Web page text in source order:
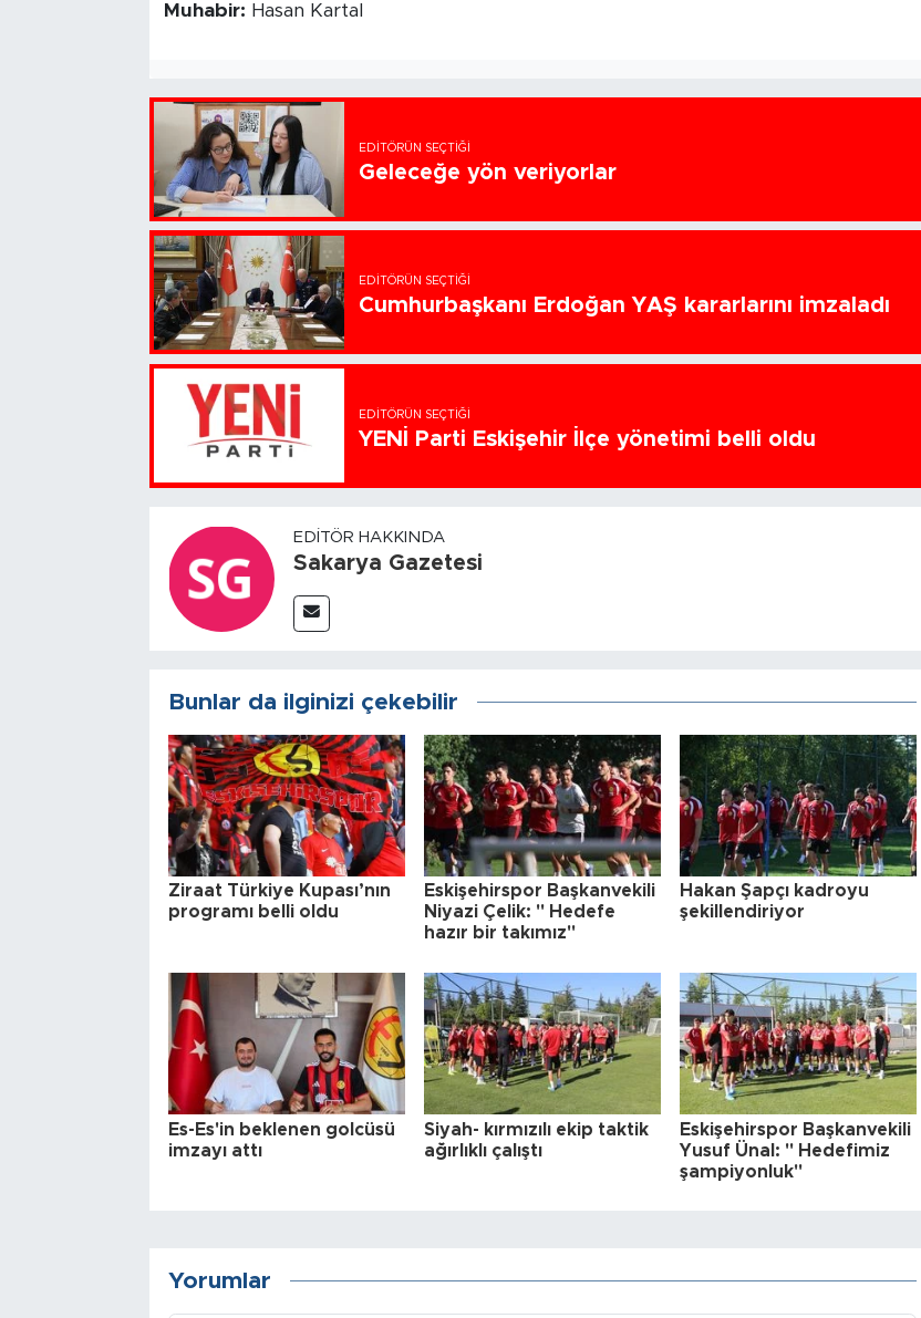
Muhabir: Hasan Kartal
EDITÖRÜN SEÇTIĞI
Geleceğe yön veriyorlar
EDITÖRÜN SEÇTIĞI
Cumhurbaşkanı Erdoğan YAŞ kararlarını imzaladı
EDITÖRÜN SEÇTIĞI
YENİ Parti Eskişehir İlçe yönetimi belli oldu
EDITÖR HAKKINDA
Sakarya Gazetesi
Bunlar da ilginizi çekebilir
Ziraat Türkiye Kupası’nın
programı belli oldu
Eskişehirspor Başkanvekili
Niyazi Çelik: " Hedefe
hazır bir takımız"
Hakan Şapçı kadroyu
şekillendiriyor
Es-Es'in beklenen golcüsü
imzayı attı
Siyah- kırmızılı ekip taktik
ağırlıklı çalıştı
Eskişehirspor Başkanvekili
Yusuf Ünal: " Hedefimiz
şampiyonluk"
Yorumlar